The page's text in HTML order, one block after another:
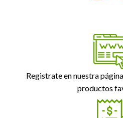
Registrate en nuestra
productos